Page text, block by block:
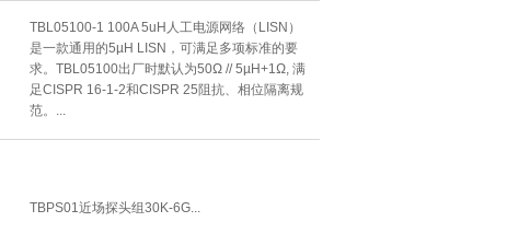
TBL05100-1 100A 5uH人工电源网络（LISN）
是一款通用的5µH LISN，可满足多项标准的要
求。TBL05100出厂时默认为50Ω // 5µH+1Ω, 满
足CISPR 16-1-2和CISPR 25阻抗、相位隔离规
范。...
TBPS01近场探头组30K-6G...